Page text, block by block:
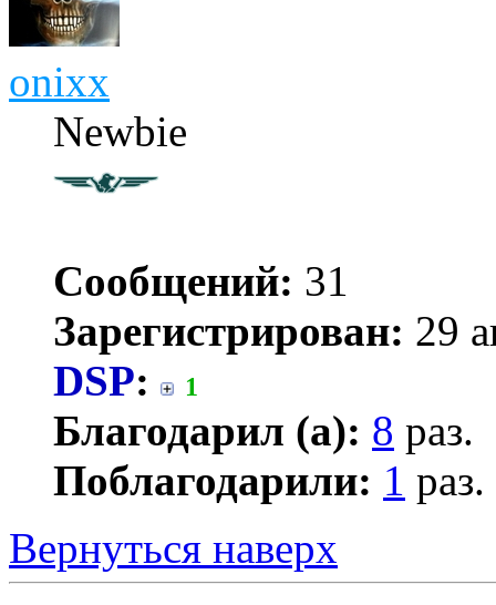
onixx
Newbie
Сообщений: 31
Зарегистрирован: 29
DSP: 1
Благодарил (а): 8 раз.
Поблагодарили: 1 раз.
Вернуться наверх